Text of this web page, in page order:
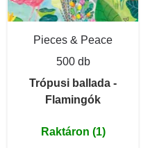
Pieces & Peace
500 db
Trópusi ballada -
Flamingók
Raktáron (1)